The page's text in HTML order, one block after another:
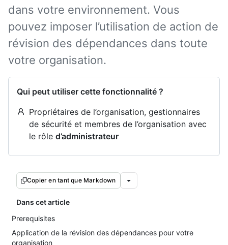
dans votre environnement. Vous
pouvez imposer l’utilisation de action de
révision des dépendances dans toute
votre organisation.
Qui peut utiliser cette fonctionnalité ?
Propriétaires de l’organisation, gestionnaires
de sécurité et membres de l’organisation avec
le rôle d’administrateur
Copier en tant que Markdown
Dans cet article
Prerequisites
Application de la révision des dépendances pour votre
organisation